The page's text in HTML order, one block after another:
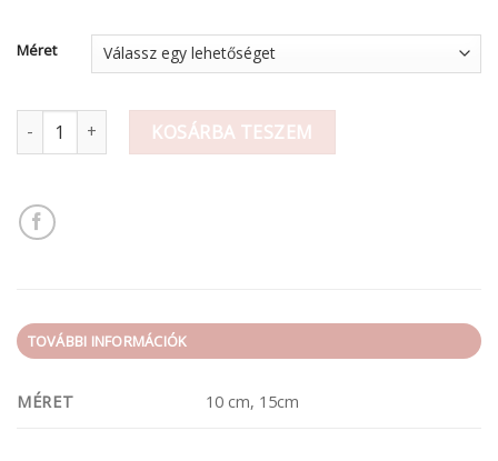
Méret
Fa felirat mennyiségKOSÁRBA TESZEM
TOVÁBBI INFORMÁCIÓK
MÉRET 10 cm, 15cm